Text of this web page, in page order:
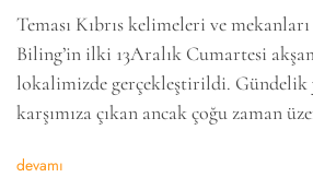
Teması Kıbrıs kelimeleri ve
Biling’in ilki 13Aralık Cumartesi
lokalimizde gerçekleştirildi. Gündelik
karşımıza çıkan ancak çoğu zaman
devamı